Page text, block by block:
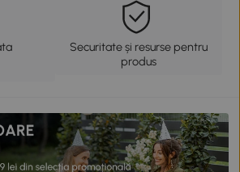
Securitate și resurse pentru
produs